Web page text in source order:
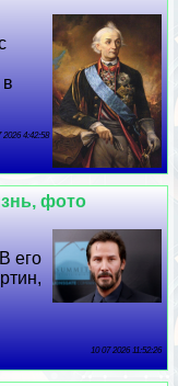
2026 4:42:58
фото
его
10 07 2026 11:52:26